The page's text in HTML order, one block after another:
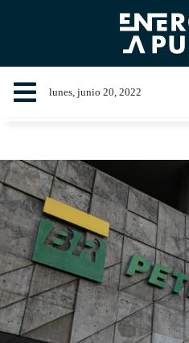
lunes, junio 20, 2022